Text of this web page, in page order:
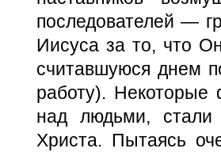
последователей —
Иисуса за то, что
считавшуюся днем
работу). Не­которые
над людьми, стали
Христа. Пы­таясь